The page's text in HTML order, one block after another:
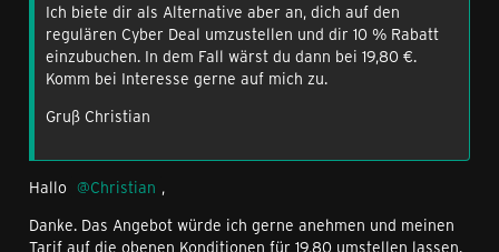
Ich biete dir als Alternative aber an, dich auf den
regulären Cyber Deal umzustellen und dir 10 % Rabatt
einzubuchen. In dem Fall wärst du dann bei 19,80 €.
Komm bei Interesse gerne auf mich zu.
Gruß Christian
Hallo Christian ,
Danke. Das Angebot würde ich gerne anehmen und meinen
Tarif auf die obenen Konditionen für 19,80 umstellen lassen.